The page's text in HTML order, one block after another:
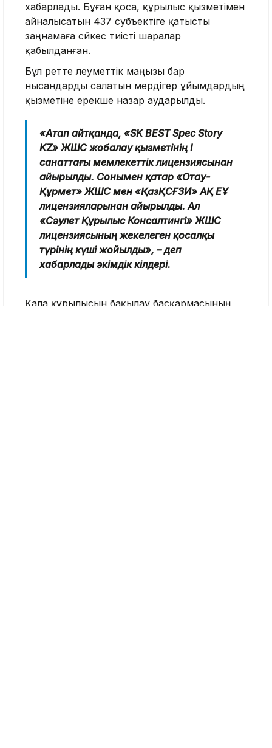
хабарлады. Бұған қоса, құрылыс қызметімен
айналысатын 437 субъектіге қатысты
заңнамаға сәйкес тиісті шаралар
қабылданған.
Бұл ретте әлеуметтік маңызы бар
нысандарды салатын мердігер ұйымдардың
қызметіне ерекше назар аударылды.
«Атап айтқанда, «SK BEST Spec Story
KZ» ЖШС жобалау қызметінің І
санаттағы мемлекеттік лицензиясынан
айырылды. Сонымен қатар «Отау-
Құрмет» ЖШС мен «ҚазҚСҒЗИ» АҚ ЕҰ
лицензияларынан айырылды. Ал
«Сәулет Құрылыс Консалтингі» ЖШС
лицензиясының жекелеген қосалқы
түрінің күші жойылды», – деп
хабарлады әкімдік өкілдері.
Қала құрылысын бақылау басқармасының